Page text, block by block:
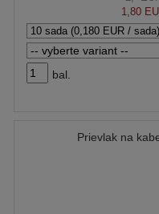
1,80
bal.
Prievlak na